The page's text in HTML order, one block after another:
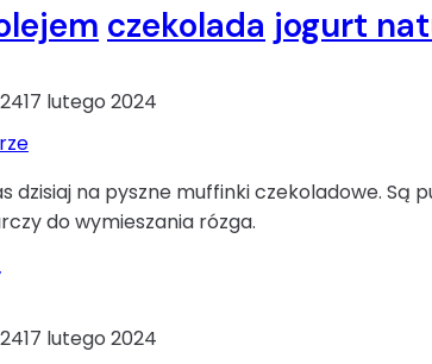
czekolada jogurt
17 lutego 2024
dzisiaj na pyszne muffinki czekoladowe.
do wymieszania rózga.
17 lutego 2024